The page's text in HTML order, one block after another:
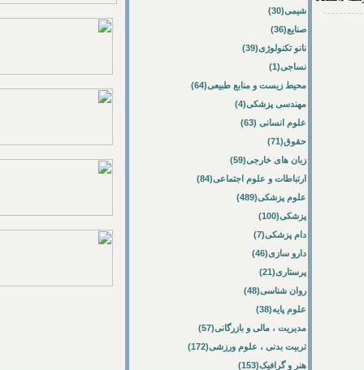
شیمی(30)
صنایع(36)
نانو تکنولوژی(39)
نساجی(1)
محیط زیست و منابع طبیعی(64)
مهندسی پزشکی(4)
علوم انسانی (63)
حقوق(71)
زبان های خارجی(59)
ارتباطات و علوم اجتماعی(84)
علوم پزشکی(489)
پزشکی(100)
دام پزشکی(7)
دارو سازی(46)
پرستاری(21)
روان شناسی(48)
علوم پایه(38)
مدیریت ، مالی و بازرگانی(57)
تربیت بدنی ، علوم ورزشی(172)
هنر و گرافیک(153)